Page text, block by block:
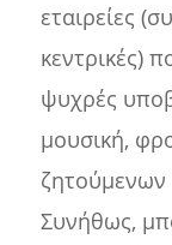
εταιρείες
κεντρικές)
ψυχρές
μουσική,
ζητούμενων
Συνήθως,